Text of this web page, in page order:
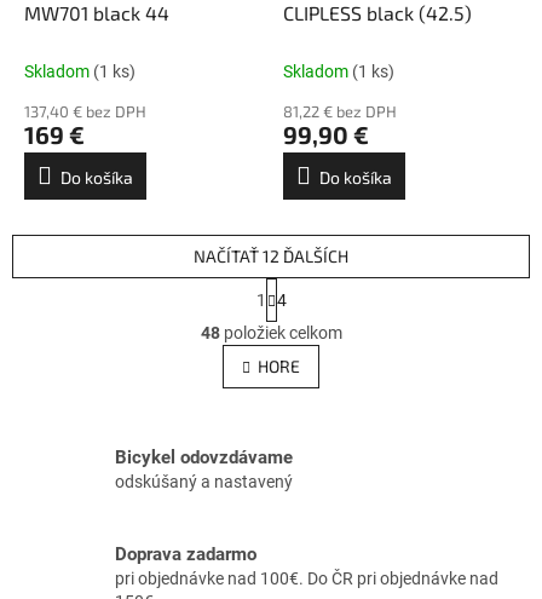
MW701 black 44
Skladom (1 ks)
137,40 € bez DPH
169 €
Do košíka
CLIPLESS black (42.5)
Skladom (1 ks)
81,22 € bez DPH
99,90 €
Do košíka
O
v
l
á
c
i
v
NAČÍTAŤ 12 ĎALŠÍCH
t
r
á
n
k
a
n
i
1
4
48položiek celkom
HORE
Bicykel odovzdávame
odskúšaný a nastavený
Doprava zadarmo
pri objednávke nad 100€. Do ČR pri objednávke nad